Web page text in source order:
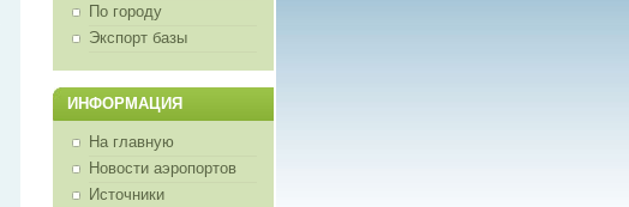
По городу
Экспорт базы
ИНФОРМАЦИЯ
На главную
Новости аэропортов
Источники